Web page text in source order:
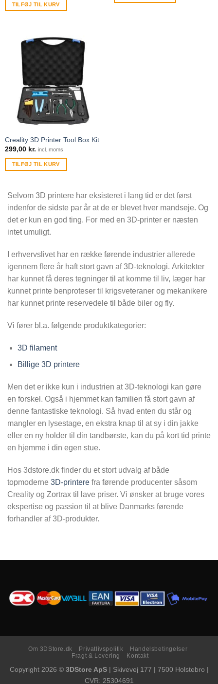
TILFØJ TIL KURV
Creality 3D Printer Tool Box Kit
299,00 kr. incl. moms
TILFØJ TIL KURV
Selvom 3D printere har eksisteret i lang tid er det først
indenfor de sidste par år at de er blevet hver mandseje. Og
det er kun en god ting. For med en 3D-printer er næsten
intet umuligt.
I erhvervslivet har en række førende industrier allerede
igennem flere år haft stort gavn af 3D-teknologi. Arkitekter
har kunnet få deres tegninger til at komme til liv, læger har
kunnet printe benproteser til krigsveteraner og mekanikere
har kunnet printe reservedele til både biler og fly.
Vi fører bl.a. følgende produktkategorier:
3D filament
Billige 3D printere
Men det er ikke kun i industrien at 3D-teknologi kan gøre
en forskel. Også i hjemmet kan familien få stort gavn af
denne fantastiske teknologi. Så hvad enten du står og
mangler en lysestage, en ekstra knap til at sy i din jakke
eller en ny holder til din tandbørste, kan du på kort tid printe
en hjemme i din egen stue.
Hos 3dstore.dk finder du et stort udvalg af både
topmoderne 3D-printere fra førende producenter såsom
Creality og Zortrax til lave priser. Vi ønsker at bruge vores
ekspertise og passion til at blive Danmarks førende
forhandler af 3D-produkter.
Om 3DStore.dk Privatlivspolitik
Handelsbetingelser
Fragt & Levering
Kontakt
Copyright 2026 © 3DStore ApS| Skivevej 177 | 7500 Holstebro |
CVR: 25304691